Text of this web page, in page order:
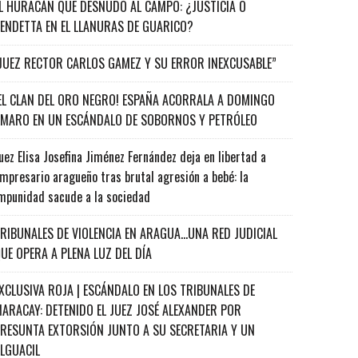
HURACÁN QUE DESNUDÓ AL CAMPO: ¿JUSTICIA O
EN EL LLANURAS DE GUARICO?
RECTOR CARLOS GAMEZ Y SU ERROR INEXCUSABLE”
CLAN DEL ORO NEGRO! ESPAÑA ACORRALA A DOMINGO
EN UN ESCÁNDALO DE SOBORNOS Y PETRÓLEO
Elisa Josefina Jiménez Fernández deja en libertad a
aragueño tras brutal agresión a bebé: la
sacude a la sociedad
DE VIOLENCIA EN ARAGUA…UNA RED JUDICIAL
OPERA A PLENA LUZ DEL DÍA
ROJA | ESCÁNDALO EN LOS TRIBUNALES DE
DETENIDO EL JUEZ JOSÉ ALEXANDER POR
EXTORSIÓN JUNTO A SU SECRETARIA Y UN